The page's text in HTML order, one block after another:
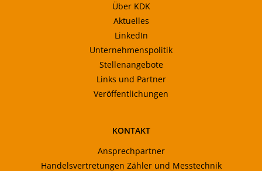
Über KDK
Aktuelles
LinkedIn
Unternehmenspolitik
Stellenangebote
Links und Partner
Veröffentlichungen
KONTAKT
Ansprechpartner
Handelsvertretungen Zähler und Messtechnik